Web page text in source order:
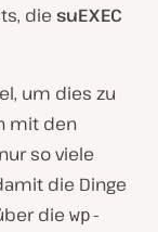
die suEXEC
um dies zu
mit den
so viele
die Dinge
die wp-